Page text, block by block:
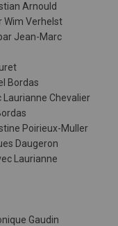
Arnould
Wim Verhelst
Jean-Marc
Bordas
Laurianne Chevalier
Poirieux-Muller
Daugeron
Laurianne
Gaudin